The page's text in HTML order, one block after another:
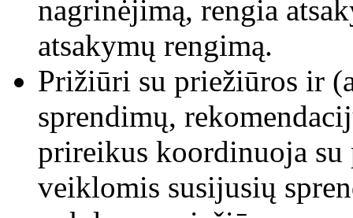
nagrinėjimą, rengia
atsakymų rengimą.
Prižiūri su priežiūros ir
sprendimų,
prireikus koordinuoja
veiklomis susijusių